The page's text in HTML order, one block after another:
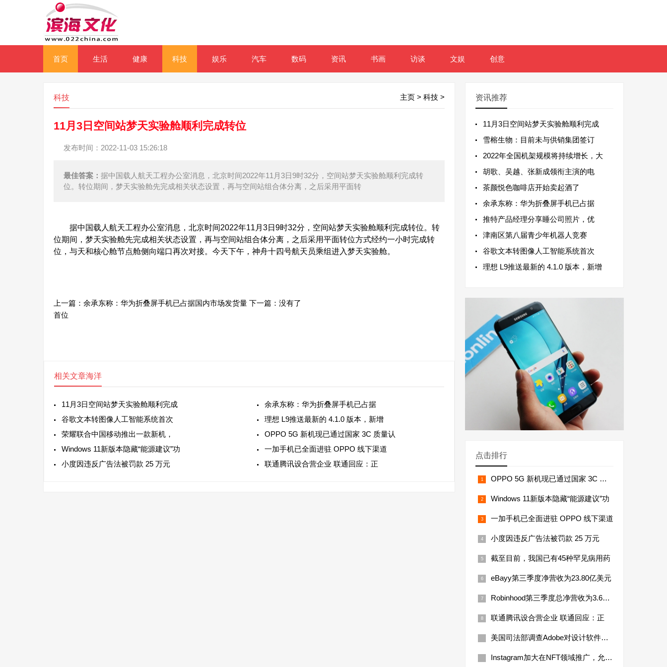
首页 生活 健康 科技 娱乐 汽车 数码 资讯 书画 访谈 文娱 创意
主页 > 科技 >
科技
11月3日空间站梦天实验舱顺利完成转位
发布时间：2022-11-03 15:26:18
最佳答案： 据中国载人航天工程办公室消息，北京时间2022年11月3日9时32分，空间站梦天实验舱顺利完成转
位。转位期间，梦天实验舱先完成相关状态设置，再与空间站组合体分离，之后采用平面转
据中国载人航天工程办公室消息，北京时间2022年11月3日9时32分，空间站梦天实验舱顺利完成转位。转
位期间，梦天实验舱先完成相关状态设置，再与空间站组合体分离，之后采用平面转位方式经约一小时完成转
位，与天和核心舱节点舱侧向端口再次对接。今天下午，神舟十四号航天员乘组进入梦天实验舱。
上一篇： 余承东称：华为折叠屏手机已占据国内市场发货量
首位
下一篇：没有了
相关文章海洋
11月3日空间站梦天实验舱顺利完成
余承东称：华为折叠屏手机已占据
谷歌文本转图像人工智能系统首次
理想 L9推送最新的 4.1.0 版本，新增
荣耀联合中国移动推出一款新机，
OPPO 5G 新机现已通过国家 3C 质量认
Windows 11新版本隐藏“能源建议”功
一加手机已全面进驻 OPPO 线下渠道
小度因违反广告法被罚款 25 万元
联通腾讯设合营企业 联通回应：正
资讯推荐
11月3日空间站梦天实验舱顺利完成
雪榕生物：目前未与供销集团签订
2022年全国机架规模将持续增长，大
胡歌、吴越、张新成领衔主演的电
茶颜悦色咖啡店开始卖起酒了
余承东称：华为折叠屏手机已占据
推特产品经理分享睡公司照片，优
津南区第八届青少年机器人竞赛
谷歌文本转图像人工智能系统首次
理想 L9推送最新的 4.1.0 版本，新增
点击排行
OPPO 5G 新机现已通过国家 3C 质量认
Windows 11新版本隐藏“能源建议”功
一加手机已全面进驻 OPPO 线下渠道
小度因违反广告法被罚款 25 万元
截至目前，我国已有45种罕见病用药
eBayy第三季度净营收为23.80亿美元
Robinhood第三季度总净营收为3.61亿美
联通腾讯设合营企业 联通回应：正
美国司法部调查Adobe对设计软件公司
Instagram加大在NFT领域推广，允许用